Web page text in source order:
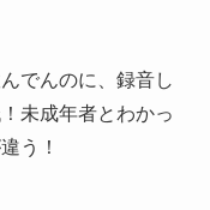
でんのに、録音し
未成年者とわかっ
う！